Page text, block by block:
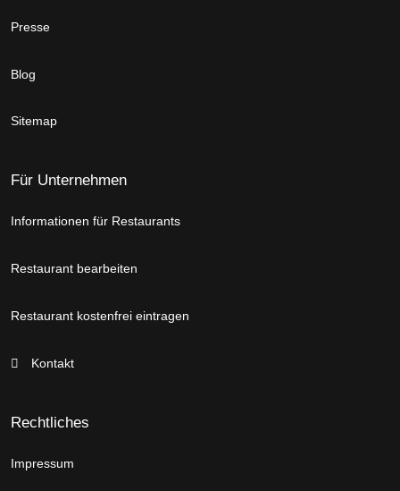
Presse
Blog
Sitemap
Für Unternehmen
Informationen für Restaurants
Restaurant bearbeiten
Restaurant kostenfrei eintragen
Kontakt
Rechtliches
Impressum